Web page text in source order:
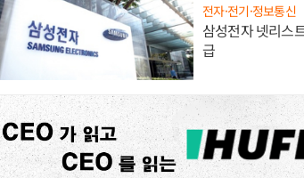
전자·전기·정보통신
삼성전자 넷리스
급